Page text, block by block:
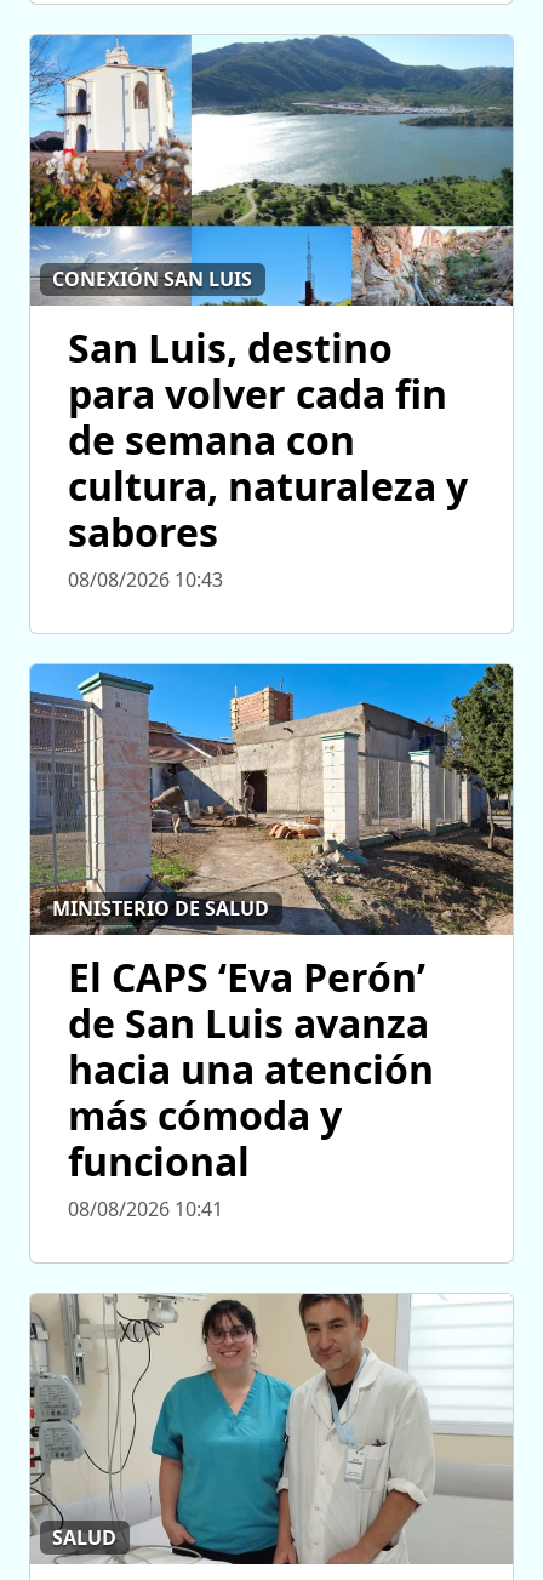
CONEXIÓN SAN LUIS
San Luis, destino
para volver cada fin
de semana con
cultura, naturaleza y
sabores
08/08/2026 10:43
MINISTERIO DE SALUD
El CAPS ‘Eva Perón’
de San Luis avanza
hacia una atención
más cómoda y
funcional
08/08/2026 10:41
SALUD